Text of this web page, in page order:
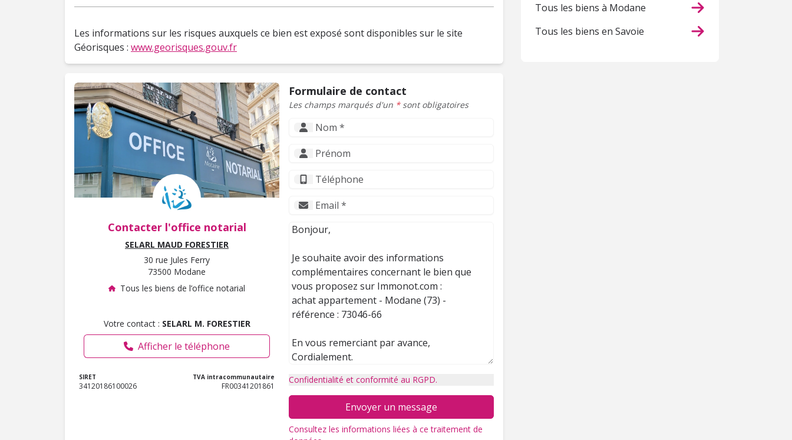
Les informations sur les risques auxquels ce bien est exposé sont disponibles sur le site
Géorisques : www.georisques.gouv.fr
Contacter l'office notarial
SELARL MAUD FORESTIER
30 rue Jules Ferry
73500 Modane
Tous les biens de l’office notarial
Votre contact : SELARL M. FORESTIER
Afficher le téléphone
SIRET
34120186100026
TVA intracommunautaire
FR00341201861
Formulaire de contact
Les champs marqués d'un *sont obligatoires
Confidentialité et conformité au RGPD.
Envoyer un message
Consultez les informations liées à ce traitement de
Tous les biens à Modane
Tous les biens en Savoie